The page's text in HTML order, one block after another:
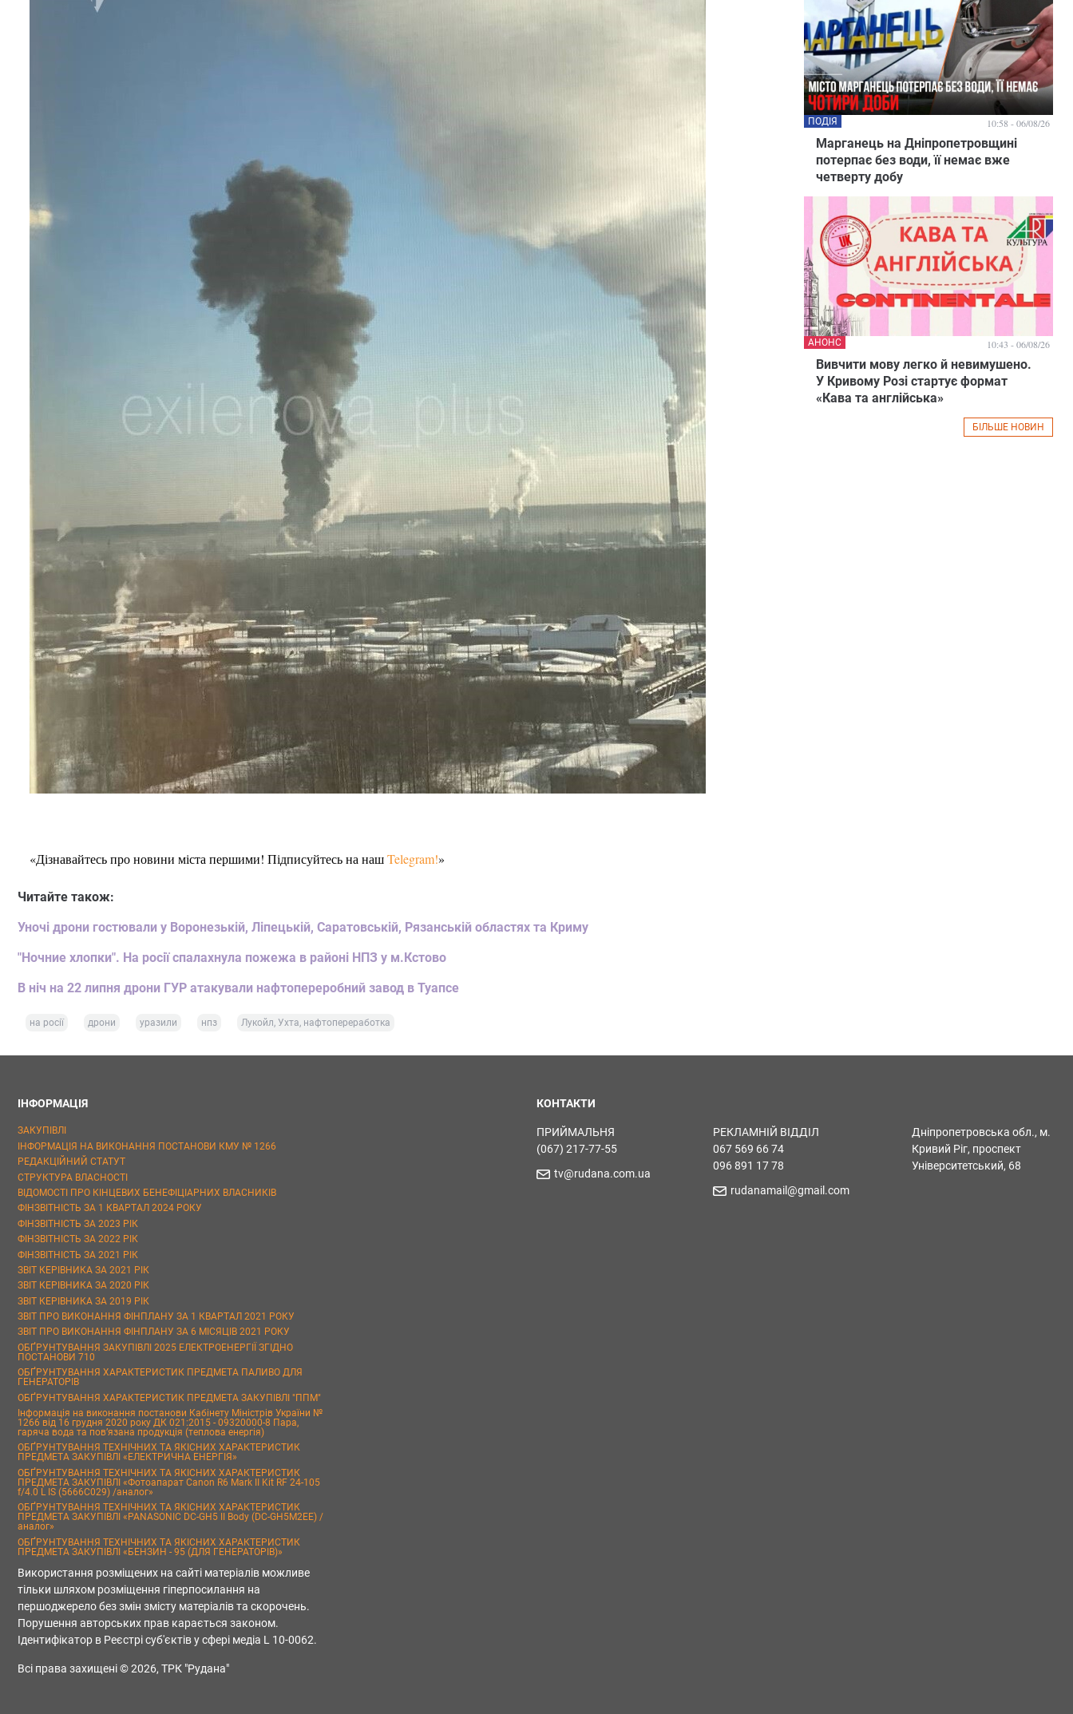
«Дізнавайтесь про новини міста першими! Підписуйтесь на нашTelegram!»
Читайте також:
Уночі дрони гостювали у Воронезькій, Ліпецькій, Саратовській, Рязанській областях та Криму
"Ночние хлопки". На росії спалахнула пожежа в районі НПЗ у м.Кстово
В ніч на 22 липня дрони ГУР атакували нафтопереробний завод в Туапсе
на росії дрони уразили нпз Лукойл, Ухта, нафтопереработка
Марганець на Дніпропетровщині
потерпає без води, її немає вже
четверту добу
ПОДІЯ 10:58 - 06/08/26
Вивчити мову легко й невимушено.
У Кривому Розі стартує формат
«Кава та англійська»
АНОНС 10:43 - 06/08/26
БІЛЬШЕ НОВИН
ІНФОРМАЦІЯ
ЗАКУПІВЛІ
ІНФОРМАЦІЯ НА ВИКОНАННЯ ПОСТАНОВИ КМУ № 1266
РЕДАКЦІЙНИЙ СТАТУТ
СТРУКТУРА ВЛАСНОСТІ
ВІДОМОСТІ ПРО КІНЦЕВИХ БЕНЕФІЦІАРНИХ ВЛАСНИКІВ
ФІНЗВІТНІСТЬ ЗА 1 КВАРТАЛ 2024 РОКУ
ФІНЗВІТНІСТЬ ЗА 2023 РІК
ФІНЗВІТНІСТЬ ЗА 2022 РІК
ФІНЗВІТНІСТЬ ЗА 2021 РІК
ЗВІТ КЕРІВНИКА ЗА 2021 РІК
ЗВІТ КЕРІВНИКА ЗА 2020 РІК
ЗВІТ КЕРІВНИКА ЗА 2019 РІК
ЗВІТ ПРО ВИКОНАННЯ ФІНПЛАНУ ЗА 1 КВАРТАЛ 2021 РОКУ
ЗВІТ ПРО ВИКОНАННЯ ФІНПЛАНУ ЗА 6 МІСЯЦІВ 2021 РОКУ
ОБҐРУНТУВАННЯ ЗАКУПІВЛІ 2025 ЕЛЕКТРОЕНЕРГІЇ ЗГІДНО
ПОСТАНОВИ 710
ОБҐРУНТУВАННЯ ХАРАКТЕРИСТИК ПРЕДМЕТА ПАЛИВО ДЛЯ
ГЕНЕРАТОРІВ
ОБҐРУНТУВАННЯ ХАРАКТЕРИСТИК ПРЕДМЕТА ЗАКУПІВЛІ "ППМ"
Інформація на виконання постанови Кабінету Міністрів України №
1266 від 16 грудня 2020 року ДК 021:2015 - 09320000-8 Пара,
гаряча вода та пов’язана продукція (теплова енергія)
ОБҐРУНТУВАННЯ ТЕХНІЧНИХ ТА ЯКІСНИХ ХАРАКТЕРИСТИК
ПРЕДМЕТА ЗАКУПІВЛІ «ЕЛЕКТРИЧНА ЕНЕРГІЯ»
ОБҐРУНТУВАННЯ ТЕХНІЧНИХ ТА ЯКІСНИХ ХАРАКТЕРИСТИК
ПРЕДМЕТА ЗАКУПІВЛІ «Фотоапарат Canon R6 Mark II Kit RF 24-105
f/4.0 L IS (5666C029) /аналог»
ОБҐРУНТУВАННЯ ТЕХНІЧНИХ ТА ЯКІСНИХ ХАРАКТЕРИСТИК
ПРЕДМЕТА ЗАКУПІВЛІ «PANASONIC DC-GH5 II Body (DC-GH5M2EE) /
аналог»
ОБҐРУНТУВАННЯ ТЕХНІЧНИХ ТА ЯКІСНИХ ХАРАКТЕРИСТИК
ПРЕДМЕТА ЗАКУПІВЛІ «БЕНЗИН - 95 (ДЛЯ ГЕНЕРАТОРІВ)»
Використання розміщених на сайті матеріалів можливе
тільки шляхом розміщення гіперпосилання на
першоджерело без змін змісту матеріалів та скорочень.
Порушення авторських прав карається законом.
Ідентифікатор в Реєстрі суб'єктів у сфері медіа L 10-0062.
Всі права захищені © 2026, ТРК "Рудана"
КОНТАКТИ
ПРИЙМАЛЬНЯ
(067) 217-77-55
tv@rudana.com.ua
РЕКЛАМНІЙ ВІДДІЛ
067 569 66 74
096 891 17 78
rudanamail@gmail.com
Дніпропетровська обл., м.
Кривий Ріг, проспект
Університетський, 68